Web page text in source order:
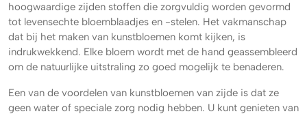
hoogwaardige zijden stoffen die zorgvuldig worden gevormd
tot levensechte bloemblaadjes en -stelen. Het vakmanschap
dat bij het maken van kunstbloemen komt kijken, is
indrukwekkend. Elke bloem wordt met de hand geassembleerd
om de natuurlijke uitstraling zo goed mogelijk te benaderen.
Een van de voordelen van kunstbloemen van zijde is dat ze
geen water of speciale zorg nodig hebben. U kunt genieten van